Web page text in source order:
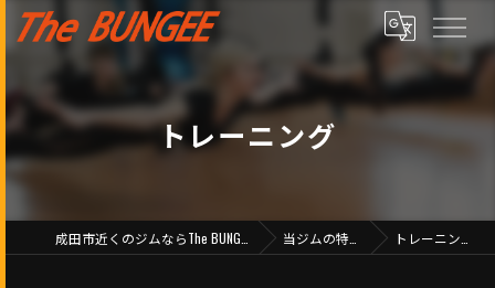
トレーニング
当ジムの特徴 トレーニング